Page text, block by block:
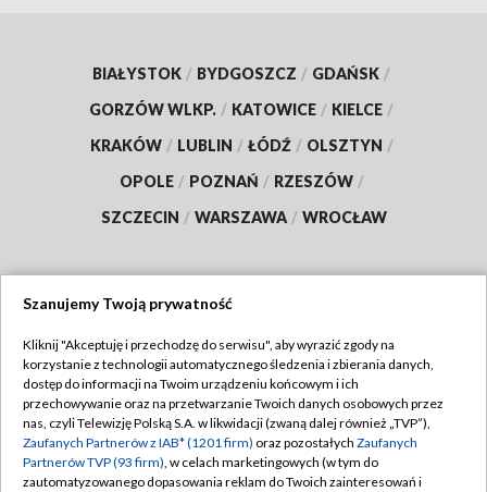
BIAŁYSTOK / BYDGOSZCZ / GDAŃSK /
GORZÓW WLKP. / KATOWICE / KIELCE /
KRAKÓW / LUBLIN / ŁÓDŹ / OLSZTYN /
OPOLE / POZNAŃ / RZESZÓW /
SZCZECIN / WARSZAWA / WROCŁAW
TVP
Abonament TVP
Emisja w TVP
Centrum informacji TVP
Regulamin TVP
Polityka prywatności
Moje zgody
Szanujemy Twoją prywatność
Kliknij "Akceptuję i przechodzę do serwisu", aby wyrazić zgody na
korzystanie z technologii automatycznego śledzenia i zbierania danych,
dostęp do informacji na Twoim urządzeniu końcowym i ich
przechowywanie oraz na przetwarzanie Twoich danych osobowych przez
nas, czyli Telewizję Polską S.A. w likwidacji (zwaną dalej również „TVP”),
Zaufanych Partnerów z IAB* (1201 firm) oraz pozostałych Zaufanych
Partnerów TVP (93 firm), w celach marketingowych (w tym do
zautomatyzowanego dopasowania reklam do Twoich zainteresowań i